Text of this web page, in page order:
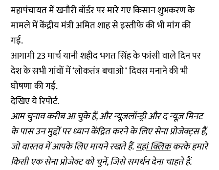
महापंचायत में खनौरी बॉर्डर पर मारे गए किसान शुभकरण के
मामले में केंद्रीय मंत्री अमित शाह से इस्तीफे की भी मांग की
गई.
आगामी 23 मार्च यानी शहीद भगत सिंह के फांसी वाले दिन पर
देश के सभी गांवों में ‘लोकतंत्र बचाओ ‘ दिवस मनाने की भी
घोषणा की गई.
देखिए ये रिपोर्ट.
आम चुनाव करीब आ चुके हैं, और न्यूज़लॉन्ड्री और द न्यूज़ मिनट
के पास उन मुद्दों पर ध्यान केंद्रित करने के लिए सेना प्रोजेक्ट्स हैं,
जो वास्तव में आपके लिए मायने रखते हैं.यहां क्लिककरके हमारे
किसी एक सेना प्रोजेक्ट को चुनें, जिसे समर्थन देना चाहते हैं.